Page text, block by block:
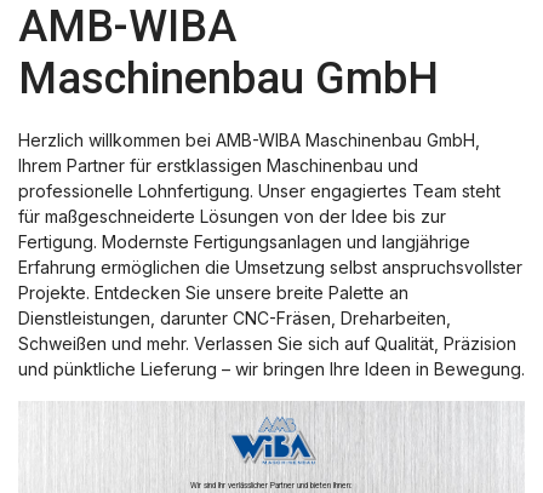
AMB-WIBA
Maschinenbau GmbH
Herzlich willkommen bei AMB-WIBA Maschinenbau GmbH,
Ihrem Partner für erstklassigen Maschinenbau und
professionelle Lohnfertigung. Unser engagiertes Team steht
für maßgeschneiderte Lösungen von der Idee bis zur
Fertigung. Modernste Fertigungsanlagen und langjährige
Erfahrung ermöglichen die Umsetzung selbst anspruchsvollster
Projekte. Entdecken Sie unsere breite Palette an
Dienstleistungen, darunter CNC-Fräsen, Dreharbeiten,
Schweißen und mehr. Verlassen Sie sich auf Qualität, Präzision
und pünktliche Lieferung – wir bringen Ihre Ideen in Bewegung.
Wir sind Ihr verlässlicher Partner und bieten Ihnen: